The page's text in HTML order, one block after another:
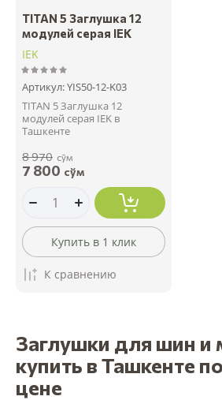
TITAN 5 Заглушка 12
модулей серая IEK
IEK
Артикул:YIS50-12-K03
TITAN 5 Заглушка 12
модулей серая IEK в
Ташкенте
8 970 сўм
7 800 сўм
Купить в 1 клик
К сравнению
Заглушки для шин и
купить в Ташкенте
цене